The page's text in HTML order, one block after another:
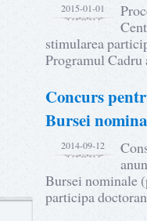
2015-01-01
stimularea
Programul
Concurs
Bursei
2014-09-12
Bursei nominale
participa